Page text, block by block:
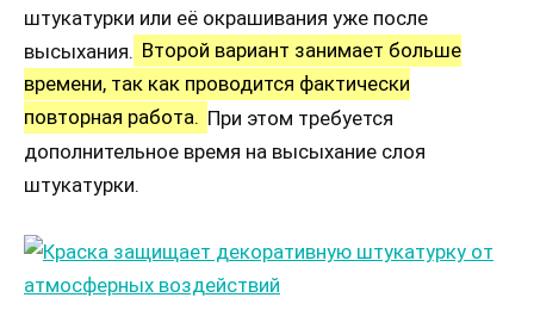
штукатурки или её окрашивания уже после
высыхания. Второй вариант занимает больше
времени, так как проводится фактически
повторная работа. При этом требуется
дополнительное время на высыхание слоя
штукатурки.